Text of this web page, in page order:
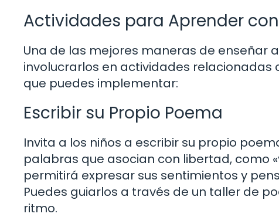
Actividades para Aprender
Una de las mejores maneras de enseñar
involucrarlos en actividades relacionadas
que puedes implementar:
Escribir su Propio Poema
Invita a los niños a escribir su propio
palabras que asocian con libertad, como
permitirá expresar sus sentimientos y
Puedes guiarlos a través de un taller de
ritmo.